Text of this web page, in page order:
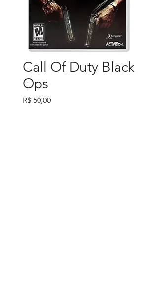
Call Of Duty Black
Ops
R$ 50,00Preço